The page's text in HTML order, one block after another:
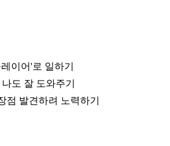
이어'로 일하기
도 잘 도와주기
점 발견하려 노력하기